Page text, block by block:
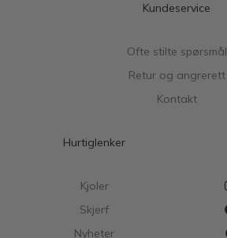
Kundeservice
Ofte stilte spørsmål
Retur og angrerett
Kontakt
Hurtiglenker
Kjoler
Skjerf
Nyheter